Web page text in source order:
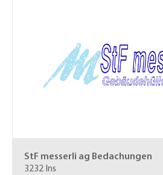
StF messerli ag Bedachungen
3232 Ins